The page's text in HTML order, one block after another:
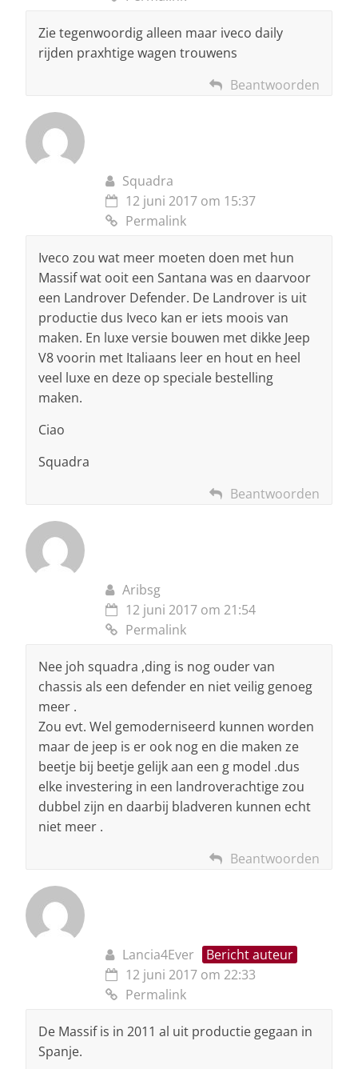
Zie tegenwoordig alleen maar iveco daily
rijden praxhtige wagen trouwens
Beantwoorden
Squadra
12 juni 2017 om 15:37
Permalink
Iveco zou wat meer moeten doen met hun
Massif wat ooit een Santana was en daarvoor
een Landrover Defender. De Landrover is uit
productie dus Iveco kan er iets moois van
maken. En luxe versie bouwen met dikke Jeep
V8 voorin met Italiaans leer en hout en heel
veel luxe en deze op speciale bestelling
maken.
Ciao
Squadra
Beantwoorden
Aribsg
12 juni 2017 om 21:54
Permalink
Nee joh squadra ,ding is nog ouder van
chassis als een defender en niet veilig genoeg
meer .
Zou evt. Wel gemoderniseerd kunnen worden
maar de jeep is er ook nog en die maken ze
beetje bij beetje gelijk aan een g model .dus
elke investering in een landroverachtige zou
dubbel zijn en daarbij bladveren kunnen echt
niet meer .
Beantwoorden
Lancia4Ever
Bericht auteur
12 juni 2017 om 22:33
Permalink
De Massif is in 2011 al uit productie gegaan in
Spanje.